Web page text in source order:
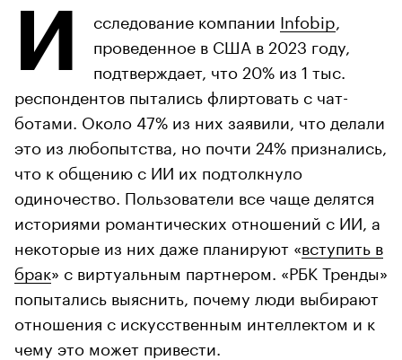
И сследование компании Infobip
проведенное в США в 2023 году,
подтверждает, что 20% из 1 тыс.
респондентов пытались флиртовать с чат-
ботами. Около 47% из них заявили, что делали
это из любопытства, но почти 24% признались,
что к общению с ИИ их подтолкнуло
одиночество. Пользователи все чаще делятся
историями романтических отношений с ИИ, а
некоторые из них даже планируют «вступить в
брак» с виртуальным партнером. «РБК Тренды»
попытались выяснить, почему люди выбирают
отношения с искусственным интеллектом и к
чему это может привести.